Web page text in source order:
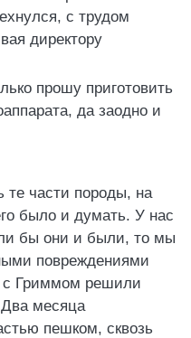
с трудом
директору
прошу приготовить
да заодно и
части породы, на
было и думать. У нас
бы они и были, то мы
повреждениями
с Гриммом решили
Два месяца
пешком, сквозь